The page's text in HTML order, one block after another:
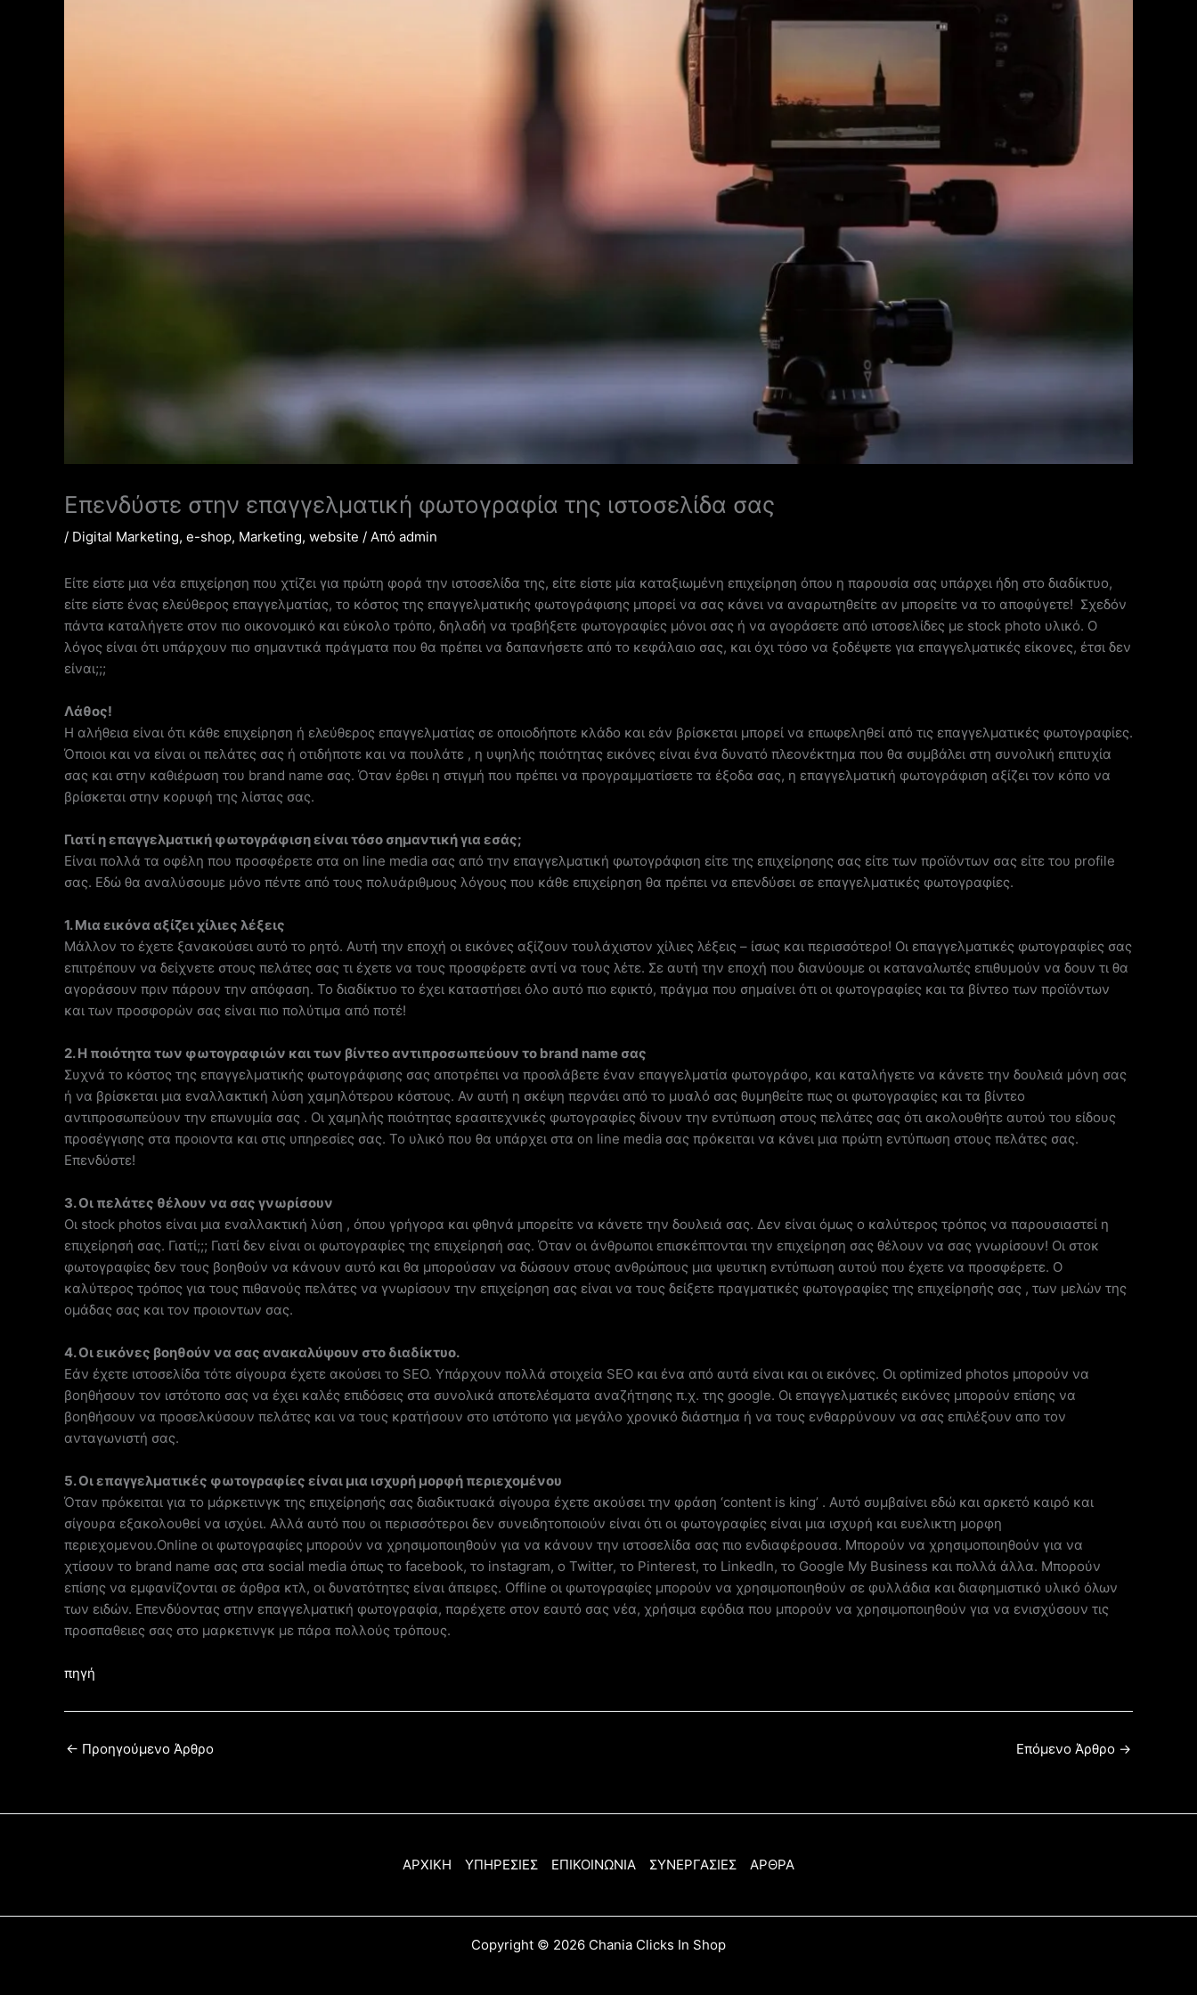
Επενδύστε στην επαγγελματική φωτογραφία της ιστοσελίδα σας
/ Digital Marketing, e-shop, Marketing, website / Από admin
Είτε είστε μια νέα επιχείρηση που χτίζει για πρώτη φορά την ιστοσελίδα της, είτε είστε μία καταξιωμένη επιχείρηση όπου η παρουσία σας υπάρχει ήδη στο διαδίκτυο,
είτε είστε ένας ελεύθερος επαγγελματίας, το κόστος της επαγγελματικής φωτογράφισης μπορεί να σας κάνει να αναρωτηθείτε αν μπορείτε να το αποφύγετε! Σχεδόν
πάντα καταλήγετε στον πιο οικονομικό και εύκολο τρόπο, δηλαδή να τραβήξετε φωτογραφίες μόνοι σας ή να αγοράσετε από ιστοσελίδες με stock photo υλικό. Ο
λόγος είναι ότι υπάρχουν πιο σημαντικά πράγματα που θα πρέπει να δαπανήσετε από το κεφάλαιο σας, και όχι τόσο να ξοδέψετε για επαγγελματικές είκονες, έτσι δεν
είναι;;;
Λάθος!
Η αλήθεια είναι ότι κάθε επιχείρηση ή ελεύθερος επαγγελματίας σε οποιοδήποτε κλάδο και εάν βρίσκεται μπορεί να επωφεληθεί από τις επαγγελματικές φωτογραφίες.
Όποιοι και να είναι οι πελάτες σας ή οτιδήποτε και να πουλάτε , η υψηλής ποιότητας εικόνες είναι ένα δυνατό πλεονέκτημα που θα συμβάλει στη συνολική επιτυχία
σας και στην καθιέρωση του brand name σας. Όταν έρθει η στιγμή που πρέπει να προγραμματίσετε τα έξοδα σας, η επαγγελματική φωτογράφιση αξίζει τον κόπο να
βρίσκεται στην κορυφή της λίστας σας.
Γιατί η επαγγελματική φωτογράφιση είναι τόσο σημαντική για εσάς;
Είναι πολλά τα οφέλη που προσφέρετε στα on line media σας από την επαγγελματική φωτογράφιση είτε της επιχείρησης σας είτε των προϊόντων σας είτε του profile
σας. Εδώ θα αναλύσουμε μόνο πέντε από τους πολυάριθμους λόγους που κάθε επιχείρηση θα πρέπει να επενδύσει σε επαγγελματικές φωτογραφίες.
1. Μια εικόνα αξίζει χίλιες λέξεις
Μάλλον το έχετε ξανακούσει αυτό το ρητό. Αυτή την εποχή οι εικόνες αξίζουν τουλάχιστον χίλιες λέξεις – ίσως και περισσότερο! Οι επαγγελματικές φωτογραφίες σας
επιτρέπουν να δείχνετε στους πελάτες σας τι έχετε να τους προσφέρετε αντί να τους λέτε. Σε αυτή την εποχή που διανύουμε οι καταναλωτές επιθυμούν να δουν τι θα
αγοράσουν πριν πάρουν την απόφαση. Το διαδίκτυο το έχει καταστήσει όλο αυτό πιο εφικτό, πράγμα που σημαίνει ότι οι φωτογραφίες και τα βίντεο των προϊόντων
και των προσφορών σας είναι πιο πολύτιμα από ποτέ!
2. Η ποιότητα των φωτογραφιών και των βίντεο αντιπροσωπεύουν το brand name σας
Συχνά το κόστος της επαγγελματικής φωτογράφισης σας αποτρέπει να προσλάβετε έναν επαγγελματία φωτογράφο, και καταλήγετε να κάνετε την δουλειά μόνη σας
ή να βρίσκεται μια εναλλακτική λύση χαμηλότερου κόστους. Αν αυτή η σκέψη περνάει από το μυαλό σας θυμηθείτε πως οι φωτογραφίες και τα βίντεο
αντιπροσωπεύουν την επωνυμία σας . Οι χαμηλής ποιότητας ερασιτεχνικές φωτογραφίες δίνουν την εντύπωση στους πελάτες σας ότι ακολουθήτε αυτού του είδους
προσέγγισης στα προιοντα και στις υπηρεσίες σας. Το υλικό που θα υπάρχει στα on line media σας πρόκειται να κάνει μια πρώτη εντύπωση στους πελάτες σας.
Επενδύστε!
3. Οι πελάτες θέλουν να σας γνωρίσουν
Οι stock photos είναι μια εναλλακτική λύση , όπου γρήγορα και φθηνά μπορείτε να κάνετε την δουλειά σας. Δεν είναι όμως ο καλύτερος τρόπος να παρουσιαστεί η
επιχείρησή σας. Γιατί;;; Γιατί δεν είναι οι φωτογραφίες της επιχείρησή σας. Όταν οι άνθρωποι επισκέπτονται την επιχείρηση σας θέλουν να σας γνωρίσουν! Οι στοκ
φωτογραφίες δεν τους βοηθούν να κάνουν αυτό και θα μπορούσαν να δώσουν στους ανθρώπους μια ψευτικη εντύπωση αυτού που έχετε να προσφέρετε. Ο
καλύτερος τρόπος για τους πιθανούς πελάτες να γνωρίσουν την επιχείρηση σας είναι να τους δείξετε πραγματικές φωτογραφίες της επιχείρησής σας , των μελών της
ομάδας σας και τον προιοντων σας.
4. Οι εικόνες βοηθούν να σας ανακαλύψουν στο διαδίκτυο.
Εάν έχετε ιστοσελίδα τότε σίγουρα έχετε ακούσει το SEO. Υπάρχουν πολλά στοιχεία SEO και ένα από αυτά είναι και οι εικόνες. Οι optimized photos μπορούν να
βοηθήσουν τον ιστότοπο σας να έχει καλές επιδόσεις στα συνολικά αποτελέσματα αναζήτησης π.χ. της google. Οι επαγγελματικές εικόνες μπορούν επίσης να
βοηθήσουν να προσελκύσουν πελάτες και να τους κρατήσουν στο ιστότοπο για μεγάλο χρονικό διάστημα ή να τους ενθαρρύνουν να σας επιλέξουν απο τον
ανταγωνιστή σας.
5. Οι επαγγελματικές φωτογραφίες είναι μια ισχυρή μορφή περιεχομένου
Όταν πρόκειται για το μάρκετινγκ της επιχείρησής σας διαδικτυακά σίγουρα έχετε ακούσει την φράση ‘content is king’ . Αυτό συμβαίνει εδώ και αρκετό καιρό και
σίγουρα εξακολουθεί να ισχύει. Αλλά αυτό που οι περισσότεροι δεν συνειδητοποιούν είναι ότι οι φωτογραφίες είναι μια ισχυρή και ευελικτη μορφη
περιεχομενου.Online οι φωτογραφίες μπορούν να χρησιμοποιηθούν για να κάνουν την ιστοσελίδα σας πιο ενδιαφέρουσα. Μπορούν να χρησιμοποιηθούν για να
χτίσουν το brand name σας στα social media όπως το facebook, το instagram, ο Twitter, το Pinterest, το LinkedIn, το Google My Business και πολλά άλλα. Μπορούν
επίσης να εμφανίζονται σε άρθρα κτλ, οι δυνατότητες είναι άπειρες. Offline οι φωτογραφίες μπορούν να χρησιμοποιηθούν σε φυλλάδια και διαφημιστικό υλικό όλων
των ειδών. Επενδύοντας στην επαγγελματική φωτογραφία, παρέχετε στον εαυτό σας νέα, χρήσιμα εφόδια που μπορούν να χρησιμοποιηθούν για να ενισχύσουν τις
προσπαθειες σας στο μαρκετινγκ με πάρα πολλούς τρόπους.
πηγή
← Προηγούμενο Άρθρο Επόμενο Άρθρο →
ΑΡΧΙΚΗ ΥΠΗΡΕΣΙΕΣ ΕΠΙΚΟΙΝΩΝΙΑ ΣΥΝΕΡΓΑΣΙΕΣ ΑΡΘΡΑ
Copyright © 2026 Chania Clicks In Shop